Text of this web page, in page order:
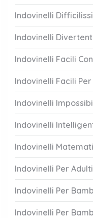
Indovinelli
Indovinelli
Indovinelli Facili
Indovinelli Facili
Indovinelli
Indovinelli
Indovinelli
Indovinelli Per
Indovinelli Per
Indovinelli Per